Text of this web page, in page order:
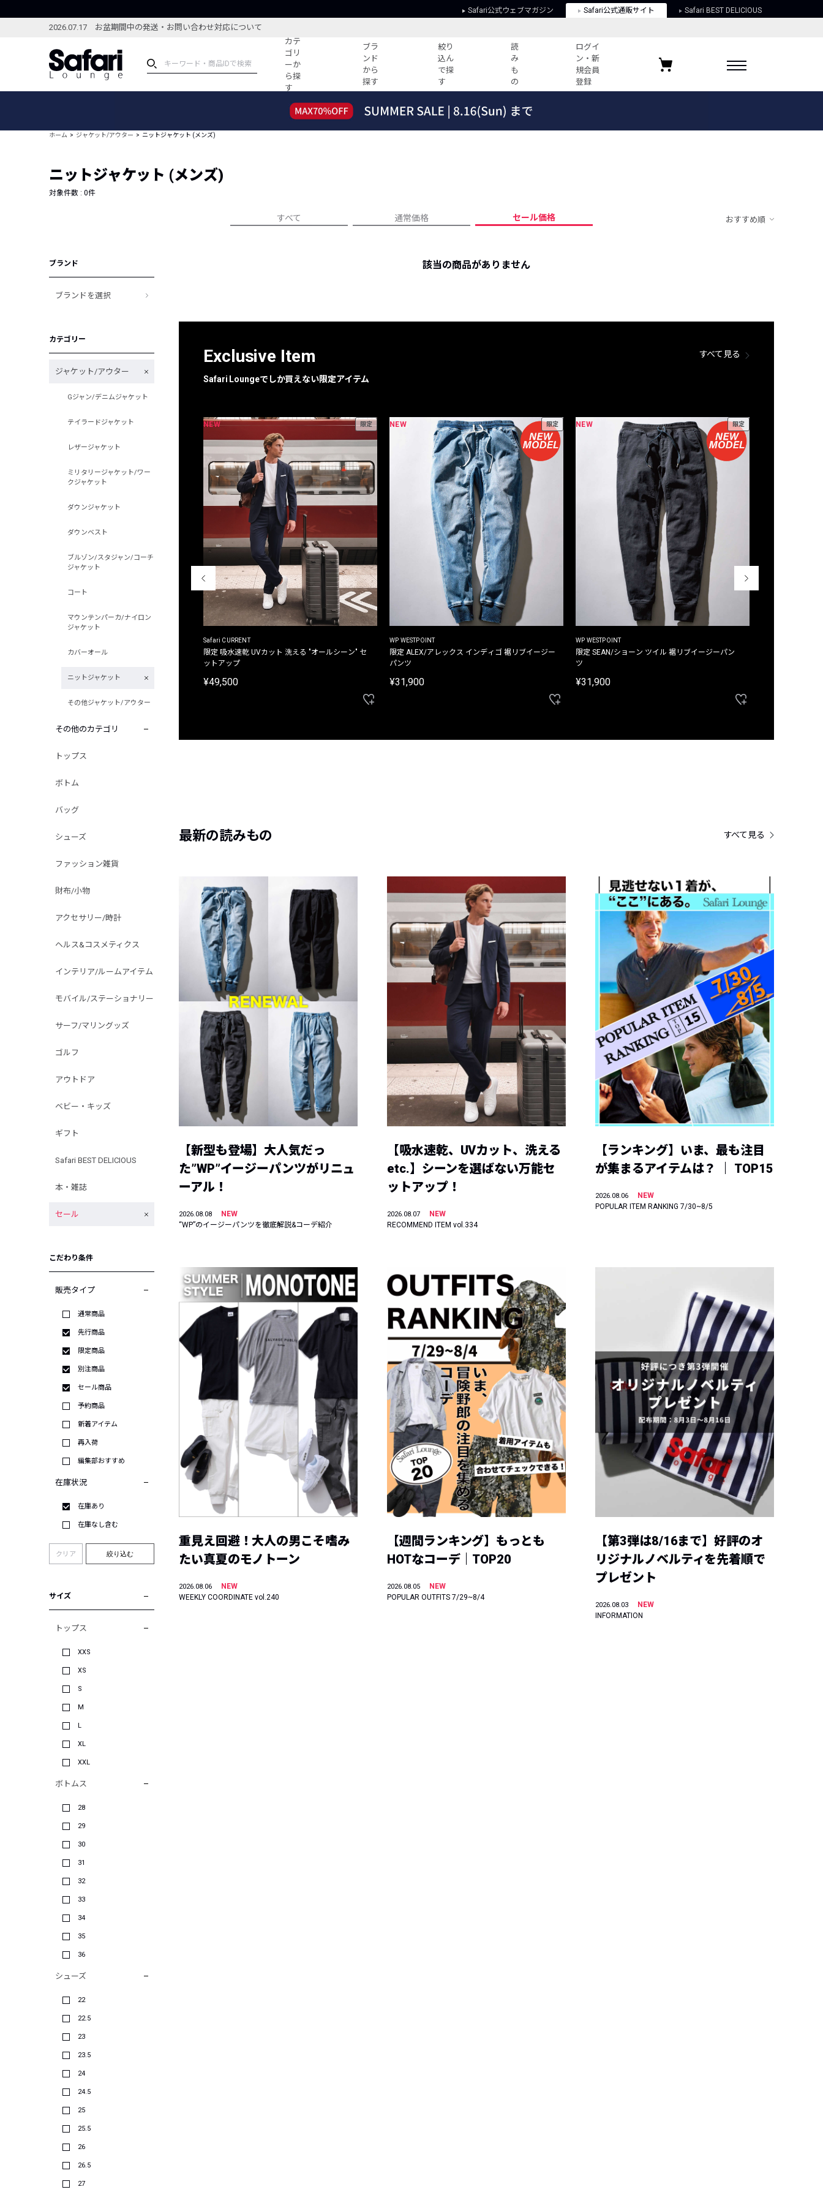
Safari公式ウェブマガジン Safari公式通販サイト Safari BEST DELICIOUS
2026.07.17 お盆期間中の発送・お問い合わせ対応について
カテ
ゴリ
ーか
ら探
す
ブラ
ンド
から
探す
絞り
込ん
で探
す
読
み
も
の
ログイ
ン・新
規会員
登録
ブランドから探す
新着アイテム
編集部のおすすめアイテム
特集記事
コーディネート
すべての記事
人気記事ランキング
フォーカスブランド
プライバシーポリシー
お気に入りブランド
ホーム ジャケット/アウター ニットジャケット (メンズ)
ニットジャケット (メンズ)
対象件数 : 0件
すべて 通常価格 セール価格 おすすめ順
ブランド
ブランドを選択
カテゴリー
ジャケット/アウター
Gジャン/デニムジャケット
テイラードジャケット
レザージャケット
ミリタリージャケット/ワー
クジャケット
ダウンジャケット
ダウンベスト
ブルゾン/スタジャン/コーチ
ジャケット
コート
マウンテンパーカ/ナイロン
ジャケット
カバーオール
ニットジャケット
その他ジャケット/アウター
その他のカテゴリ
トップス
ボトム
バッグ
シューズ
ファッション雑貨
財布/小物
アクセサリー/時計
ヘルス&コスメティクス
インテリア/ルームアイテム
モバイル/ステーショナリー
サーフ/マリングッズ
ゴルフ
アウトドア
ベビー・キッズ
ギフト
Safari BEST DELICIOUS
本・雑誌
セール
こだわり条件
販売タイプ
通常商品
先行商品
限定商品
別注商品
セール商品
予約商品
新着アイテム
再入荷
編集部おすすめ
在庫状況
在庫あり
在庫なし含む
クリア 絞り込む
サイズ
トップス
XXS
XS
S
M
L
XL
XXL
ボトムス
28
29
30
31
32
33
34
35
36
シューズ
22
22.5
23
23.5
24
24.5
25
25.5
26
26.5
27
該当の商品がありません
Exclusive Item
Safari Loungeでしか買えない限定アイテム
すべて見る
別注限定 フード付き チェックシャツジャケット
NEW 限定
Safari CURRENT
限定 吸水速乾 UVカット 洗える "オールシーン" セ
ットアップ
¥49,500
NEW 限定
WP WESTPOINT
限定 ALEX/アレックス インディゴ 裾リブイージー
パンツ
¥31,900
NEW 限定
WP WESTPOINT
限定 SEAN/ショーン ツイル 裾リブイージーパン
ツ
¥31,900
最新の読みもの すべて見る
【新型も登場】大人気だっ
た”WP”イージーパンツがリニュ
ーアル！
2026.08.08
NEW
“WP”のイージーパンツを徹底解説&コーデ紹介
【吸水速乾、UVカット、洗える
etc.】シーンを選ばない万能セ
ットアップ！
2026.08.07
NEW
RECOMMEND ITEM vol.334
【ランキング】いま、最も注目
が集まるアイテムは？ ｜ TOP15
2026.08.06
NEW
POPULAR ITEM RANKING 7/30~8/5
重見え回避！大人の男こそ嗜み
たい真夏のモノトーン
2026.08.06
NEW
WEEKLY COORDINATE vol.240
【週間ランキング】もっとも
HOTなコーデ｜TOP20
2026.08.05
NEW
POPULAR OUTFITS 7/29~8/4
【第3弾は8/16まで】好評のオ
リジナルノベルティを先着順で
プレゼント
2026.08.03
NEW
INFORMATION